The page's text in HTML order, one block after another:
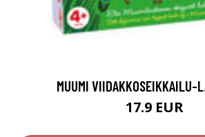
MUUMI VIIDAKKOSEIKKAILU-
17.9 EUR